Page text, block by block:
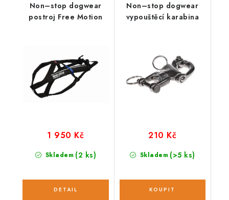
Non–stop dogwear
postroj Free Motion
Skladem (2 ks)
1 950 Kč
Non–stop dogwear
vypouštěcí karabina
Skladem (>5 ks)
210 Kč